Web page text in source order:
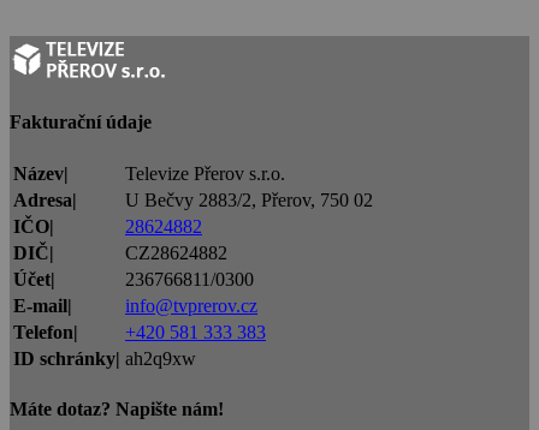
Fakturační údaje
Název|
Televize Přerov s.r.o.
Adresa|
U Bečvy 2883/2, Přerov, 750 02
IČO|
28624882
DIČ|
CZ28624882
Účet|
236766811/0300
E-mail|
info@tvprerov.cz
Telefon|
+420 581 333 383
ID schránky| ah2q9xw
Máte dotaz? Napište nám!